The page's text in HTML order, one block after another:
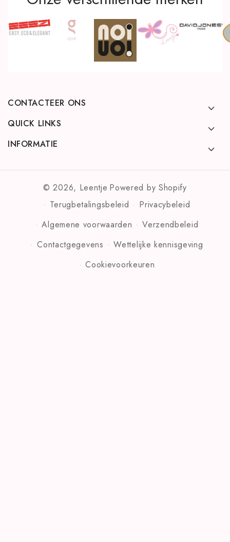
CONTACTEER ONS
QUICK LINKS
INFORMATIE
© 2026, Leentje Powered by Shopify
Terugbetalingsbeleid
Privacybeleid
Algemene voorwaarden
Verzendbeleid
Contactgegevens
Wettelijke kennisgeving
Cookievoorkeuren